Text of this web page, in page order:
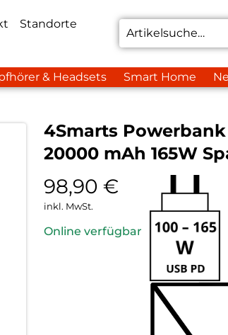
Standorte
& Headsets Smart Home
4Smarts
20000 mAh 165W
98,90 €
inkl. MwSt.
Online verfügbar